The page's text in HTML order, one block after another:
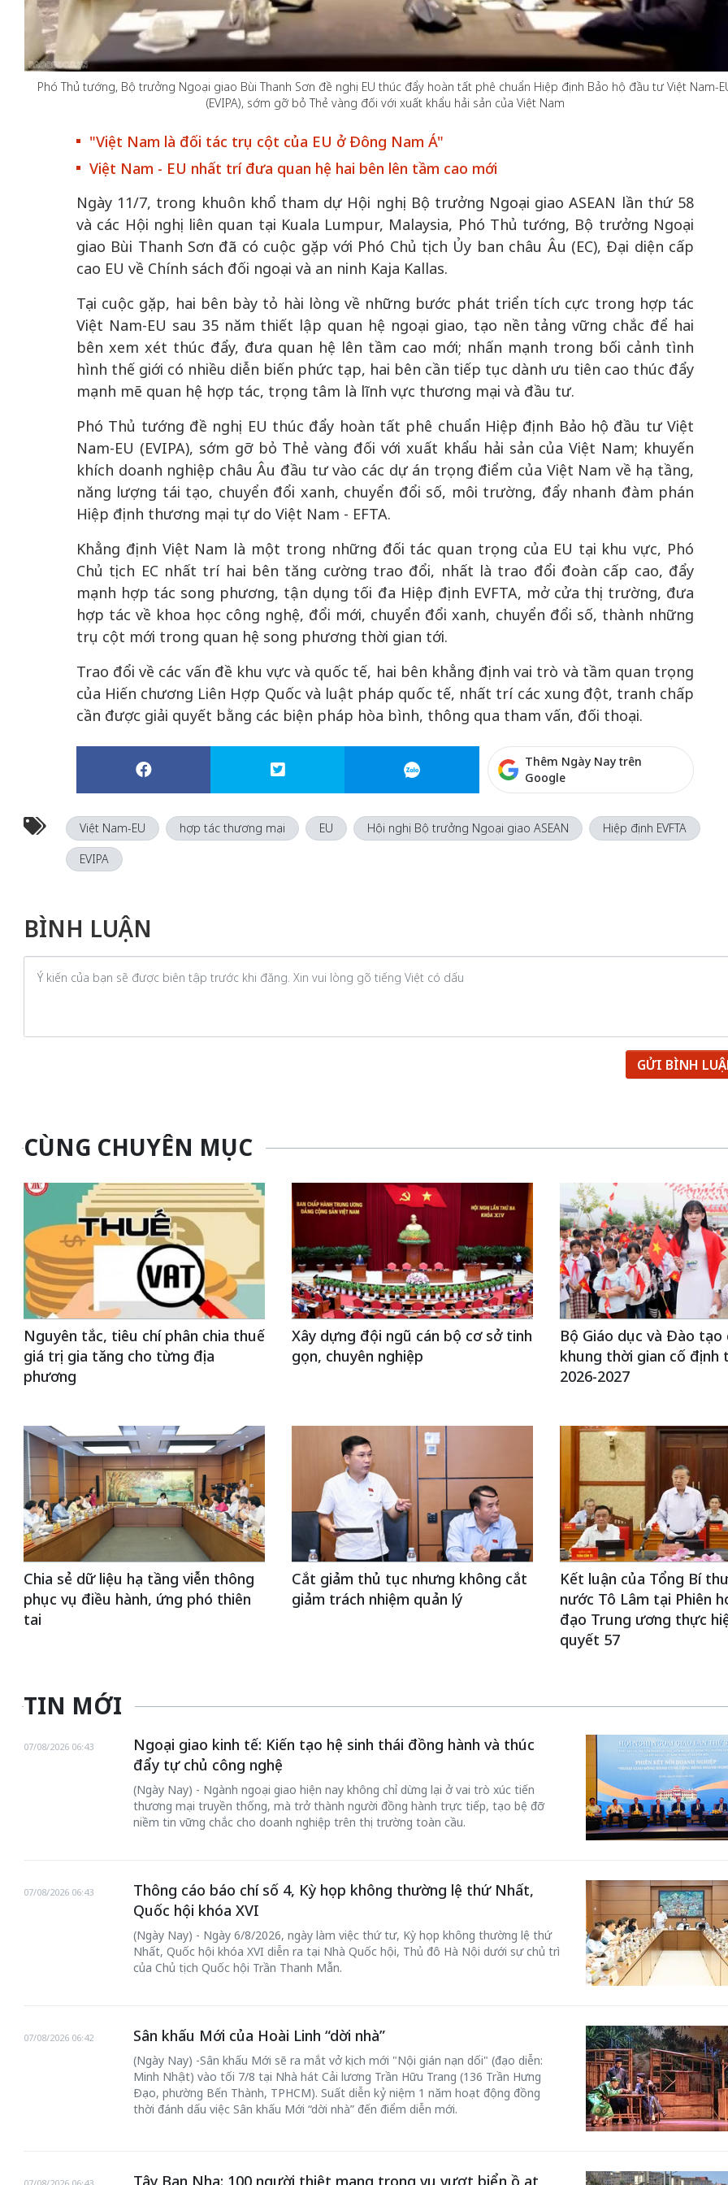
Phó Thủ tướng, Bộ trưởng Ngoại giao Bùi Thanh Sơn đề nghị EU thúc đẩy hoàn tất phê chuẩn Hiệp định Bảo hộ đầu tư Việt Nam-
(EVIPA), sớm gỡ bỏ Thẻ vàng đối với xuất khẩu hải sản của Việt Nam
"Việt Nam là đối tác trụ cột của EU ở Đông Nam Á"
Việt Nam - EU nhất trí đưa quan hệ hai bên lên tầm cao mới
Ngày 11/7, trong khuôn khổ tham dự Hội nghị Bộ trưởng Ngoại giao ASEAN lần thứ 58
và các Hội nghị liên quan tại Kuala Lumpur, Malaysia, Phó Thủ tướng, Bộ trưởng Ngoại
giao Bùi Thanh Sơn đã có cuộc gặp với Phó Chủ tịch Ủy ban châu Âu (EC), Đại diện cấp
cao EU về Chính sách đối ngoại và an ninh Kaja Kallas.
Tại cuộc gặp, hai bên bày tỏ hài lòng về những bước phát triển tích cực trong hợp tác
Việt Nam-EU sau 35 năm thiết lập quan hệ ngoại giao, tạo nền tảng vững chắc để hai
bên xem xét thúc đẩy, đưa quan hệ lên tầm cao mới; nhấn mạnh trong bối cảnh tình
hình thế giới có nhiều diễn biến phức tạp, hai bên cần tiếp tục dành ưu tiên cao thúc đẩy
mạnh mẽ quan hệ hợp tác, trọng tâm là lĩnh vực thương mại và đầu tư.
Phó Thủ tướng đề nghị EU thúc đẩy hoàn tất phê chuẩn Hiệp định Bảo hộ đầu tư Việt
Nam-EU (EVIPA), sớm gỡ bỏ Thẻ vàng đối với xuất khẩu hải sản của Việt Nam; khuyến
khích doanh nghiệp châu Âu đầu tư vào các dự án trọng điểm của Việt Nam về hạ tầng,
năng lượng tái tạo, chuyển đổi xanh, chuyển đổi số, môi trường, đẩy nhanh đàm phán
Hiệp định thương mại tự do Việt Nam - EFTA.
Khẳng định Việt Nam là một trong những đối tác quan trọng của EU tại khu vực, Phó
Chủ tịch EC nhất trí hai bên tăng cường trao đổi, nhất là trao đổi đoàn cấp cao, đẩy
mạnh hợp tác song phương, tận dụng tối đa Hiệp định EVFTA, mở cửa thị trường, đưa
hợp tác về khoa học công nghệ, đổi mới, chuyển đổi xanh, chuyển đổi số, thành những
trụ cột mới trong quan hệ song phương thời gian tới.
Trao đổi về các vấn đề khu vực và quốc tế, hai bên khẳng định vai trò và tầm quan trọng
của Hiến chương Liên Hợp Quốc và luật pháp quốc tế, nhất trí các xung đột, tranh chấp
cần được giải quyết bằng các biện pháp hòa bình, thông qua tham vấn, đối thoại.
Thêm Ngày Nay trên
Google
Việt Nam-EU hợp tác thương mại EU Hội nghị Bộ trưởng Ngoại giao ASEAN
Hiệp định EVFTA
EVIPA
BÌNH LUẬN
GỬI BÌNH
Hà Nội vững bước vào
không gian phát triển
mới - Kỳ 5: Thủ đô qua
lăng kính số hóa
nhập UNESCO: Khơi
nguồn nội lực văn hóa,
định hình vị thế kiến
tạo | Kỳ 4: Sáng kiến
làm nên diện mạo mới
nguồn nội lực văn hóa,
định hình vị thế kiến
tạo | Kỳ 3: Hội nhập
quốc tế bằng bản lĩnh
Việt Nam
50 năm Việt
hòa bình thể
quyết định
CÙNG CHUYÊN MỤC
Nguyên tắc, tiêu chí phân chia thuế
giá trị gia tăng cho từng địa
phương
Xây dựng đội ngũ cán bộ cơ sở tinh
gọn, chuyên nghiệp
Bộ Giáo dục và Đào tạo
khung thời gian cố định
2026-2027
Chia sẻ dữ liệu hạ tầng viễn thông
phục vụ điều hành, ứng phó thiên
tai
Cắt giảm thủ tục nhưng không cắt
giảm trách nhiệm quản lý
Kết luận của Tổng Bí
nước Tô Lâm tại Phiên
đạo Trung ương thực
quyết 57
TIN MỚI
Ngoại giao kinh tế: Kiến tạo hệ sinh thái đồng hành và thúc
đẩy tự chủ công nghệ
07/08/2026 06:43
(Ngày Nay) - Ngành ngoại giao hiện nay không chỉ dừng lại ở vai trò xúc tiến
thương mại truyền thống, mà trở thành người đồng hành trực tiếp, tạo bệ đỡ
niềm tin vững chắc cho doanh nghiệp trên thị trường toàn cầu.
Thông cáo báo chí số 4, Kỳ họp không thường lệ thứ Nhất,
Quốc hội khóa XVI
07/08/2026 06:43
(Ngày Nay) - Ngày 6/8/2026, ngày làm việc thứ tư, Kỳ họp không thường lệ thứ
Nhất, Quốc hội khóa XVI diễn ra tại Nhà Quốc hội, Thủ đô Hà Nội dưới sự chủ trì
của Chủ tịch Quốc hội Trần Thanh Mẫn.
Sân khấu Mới của Hoài Linh “dời nhà”
07/08/2026 06:42
(Ngày Nay) -Sân khấu Mới sẽ ra mắt vở kịch mới "Nội gián nạn dối" (đạo diễn:
Minh Nhật) vào tối 7/8 tại Nhà hát Cải lương Trần Hữu Trang (136 Trần Hưng
Đạo, phường Bến Thành, TPHCM). Suất diễn kỷ niệm 1 năm hoạt động đồng
thời đánh dấu việc Sân khấu Mới “dời nhà” đến điểm diễn mới.
Tây Ban Nha: 100 người thiệt mạng trong vụ vượt biển ồ ạt